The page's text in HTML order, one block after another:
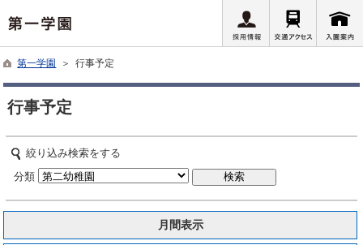
第一学園 ＞ 行事予定
行事予定
絞り込み検索をする
分類
月間表示